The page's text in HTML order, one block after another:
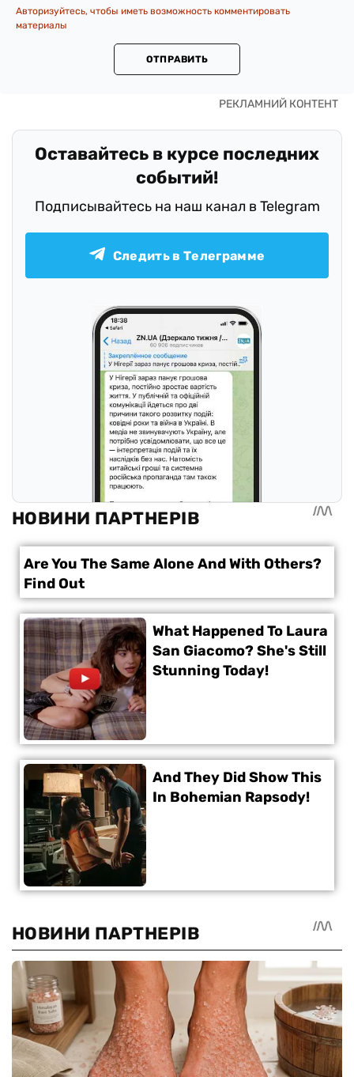
Авторизуйтесь, чтобы иметь возможность комментировать
материалы
ОТПРАВИТЬ
Оставайтесь в курсе последних
событий!
Подписывайтесь на наш канал в Telegram
Следить в Телеграмме